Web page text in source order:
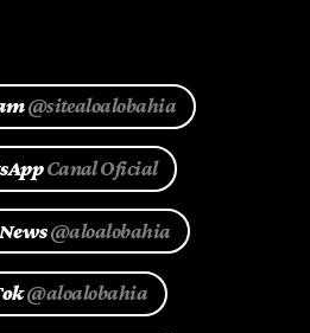
@sitealoalobahia
Canal Oficial
@aloalobahia
@aloalobahia